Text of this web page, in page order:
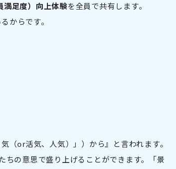
満足度）向上体験を全員で共有します。
からです。
（or活気、人気）」）から』と言われます。
ちの意思で盛り上げることができます。「景